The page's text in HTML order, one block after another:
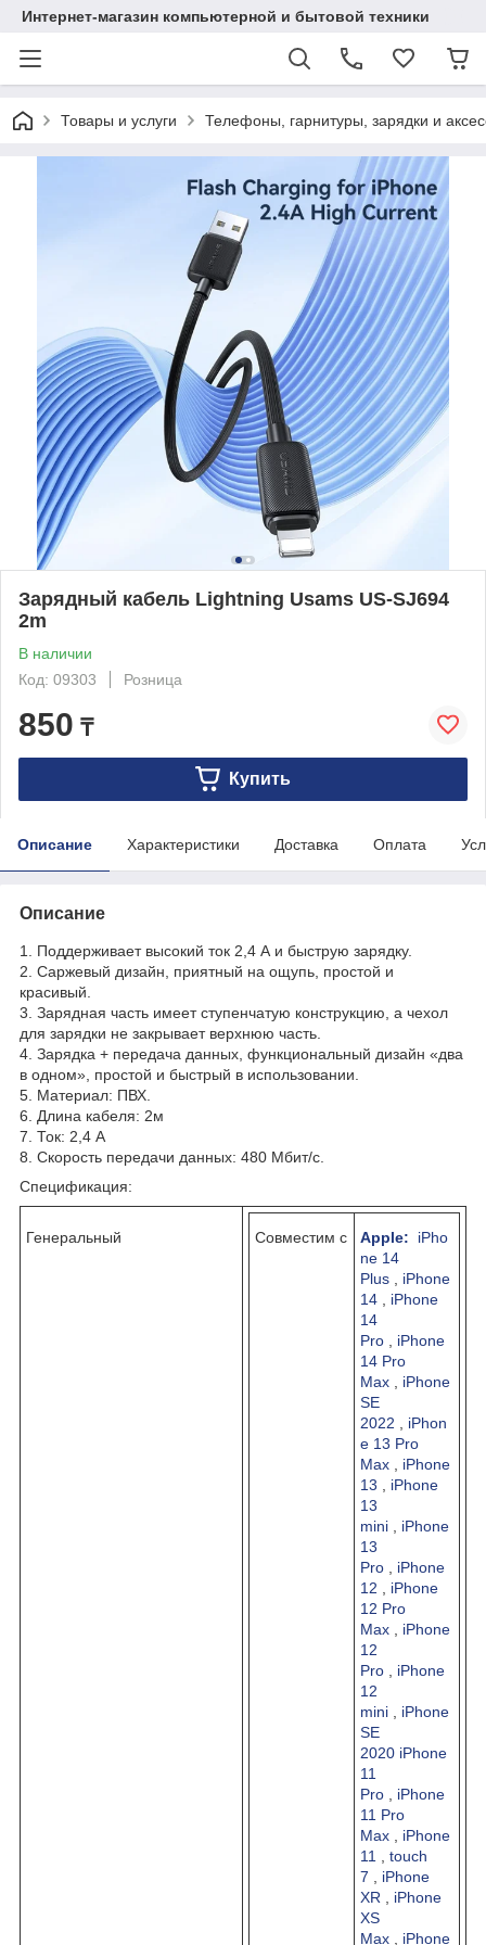
Интернет-магазин компьютерной и бытовой техники
Товары и услуги Телефоны, гарнитуры, зарядки и
Зарядный кабель Lightning Usams US-SJ694
2m
В наличии
Код: 09303
Розница
850 ₸
Купить
Описание Характеристики Доставка Оплата
Описание
1. Поддерживает высокий ток 2,4 А и быструю зарядку.
2. Саржевый дизайн, приятный на ощупь, простой и
красивый.
3. Зарядная часть имеет ступенчатую конструкцию, а чехол
для зарядки не закрывает верхнюю часть.
4. Зарядка + передача данных, функциональный дизайн «два
в одном», простой и быстрый в использовании.
5. Материал: ПВХ.
6. Длина кабеля: 2м
7. Ток: 2,4 А
8. Скорость передачи данных: 480 Мбит/с.
Спецификация:
Генеральный Совместим с Apple:
iPho
ne 14
Plus
iPhone
14
iPhone
14
Pro
iPhone
14 Pro
Max
iPhone
SE
2022
iPhon
e 13 Pro
Max
iPhone
13
iPhone
13
mini
iPhone
13
Pro
iPhone
12
iPhone
12 Pro
Max
iPhone
12
Pro
iPhone
12
mini
iPhone
SE
2020 iPhone
11
Pro
iPhone
11 Pro
Max
iPhone
11
touch
7
iPhone
XR
iPhone
XS
Max
iPhone